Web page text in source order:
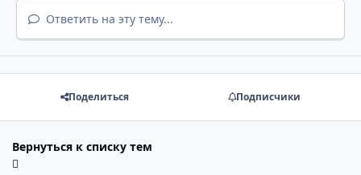
Ответить на эту тему...
Поделиться Подписчики
Вернуться к списку тем